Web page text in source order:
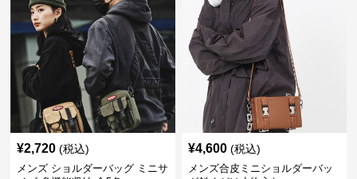
¥2,720 (税込)
メンズ ショルダーバッグ ミニサ
¥4,600 (税込)
メンズ合皮ミニショルダーバッ